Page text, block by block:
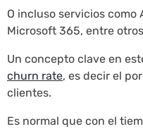
O incluso servicios como
Microsoft 365, entre
Un concepto clave en
churn rate, es decir el
clientes.
Es normal que con el